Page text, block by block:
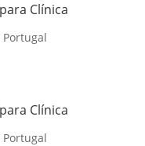
Clínica
Clínica